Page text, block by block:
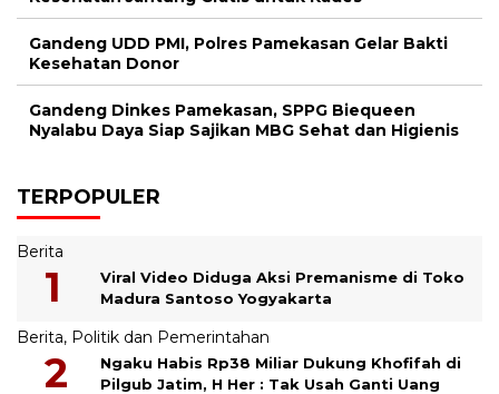
Gandeng UDD PMI, Polres Pamekasan Gelar Bakti
Kesehatan Donor
Gandeng Dinkes Pamekasan, SPPG Biequeen
Nyalabu Daya Siap Sajikan MBG Sehat dan Higienis
TERPOPULER
Berita
Viral Video Diduga Aksi Premanisme di Toko
Madura Santoso Yogyakarta
Berita, Politik dan Pemerintahan
Ngaku Habis Rp38 Miliar Dukung Khofifah di
Pilgub Jatim, H Her : Tak Usah Ganti Uang